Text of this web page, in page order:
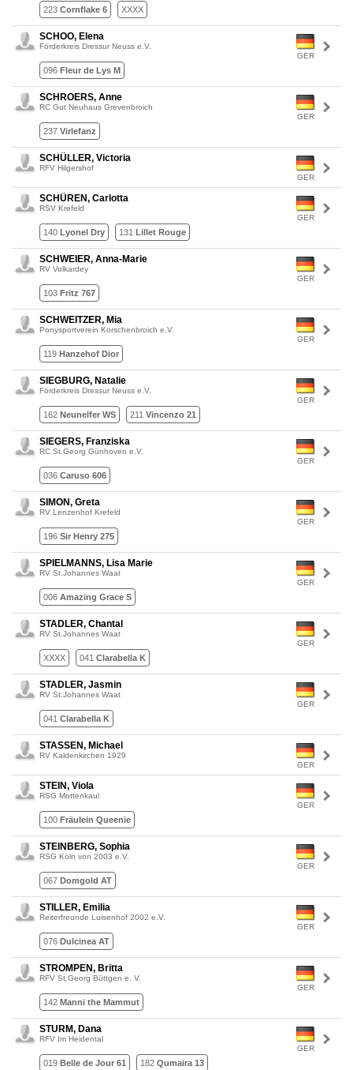
223 Cornflake 6 XXXX
GER
SCHOO, Elena
Förderkreis Dressur Neuss e.V.
096 Fleur de Lys M
GER
SCHROERS, Anne
RC Gut Neuhaus Grevenbroich
237 Virlefanz
GER
SCHÜLLER, Victoria
RFV Hilgershof
GER
SCHÜREN, Carlotta
RSV Krefeld
140 Lyonel Dry 131 Lillet Rouge
GER
SCHWEIER, Anna-Marie
RV Volkardey
103 Fritz 767
GER
SCHWEITZER, Mia
Ponysportverein Korschenbroich e.V.
119 Hanzehof Dior
GER
SIEGBURG, Natalie
Förderkreis Dressur Neuss e.V.
162 Neunelfer WS 211 Vincenzo 21
GER
SIEGERS, Franziska
RC St.Georg Günhoven e.V.
036 Caruso 606
GER
SIMON, Greta
RV Lenzenhof Krefeld
196 Sir Henry 275
GER
SPIELMANNS, Lisa Marie
RV St.Johannes Waat
006 Amazing Grace S
GER
STADLER, Chantal
RV St.Johannes Waat
XXXX 041 Clarabella K
GER
STADLER, Jasmin
RV St.Johannes Waat
041 Clarabella K
GER
STASSEN, Michael
RV Kaldenkirchen 1929
GER
STEIN, Viola
RSG Mottenkaul
100 Fräulein Queenie
GER
STEINBERG, Sophia
RSG Köln von 2003 e.V.
067 Domgold AT
GER
STILLER, Emilia
Reiterfreunde Luisenhof 2002 e.V.
076 Dulcinea AT
GER
STROMPEN, Britta
RFV St.Georg Büttgen e. V.
142 Manni the Mammut
GER
STURM, Dana
RFV Im Heidental
019 Belle de Jour 61 182 Qumaira 13